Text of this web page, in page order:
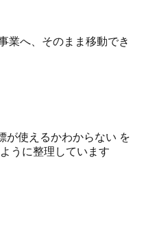
業へ、そのまま移動でき
が使えるかわからない を
うに整理しています